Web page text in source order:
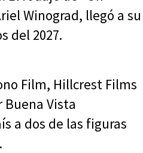
Winograd, llegó a su
del 2027.
Film, Hillcrest Films
Vista
a dos de las figuras